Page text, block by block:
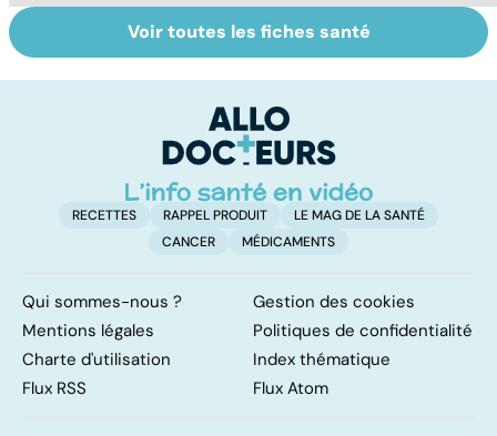
Centenaires, des
exemples de
Personnes
âgées : faire face
d'autonomie
Voir toutes les fiches santé
RECETTES RAPPEL PRODUIT
LE MAG DE LA SANTÉ
CANCER
MÉDICAMENTS
Qui sommes-nous ?
Gestion des cookies
Mentions légales
Politiques de confidentialité
Charte d'utilisation
Index thématique
Flux RSS
Flux Atom